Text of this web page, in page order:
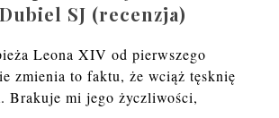
SJ (recenzja)
Leona XIV od pierwszego
zmienia to faktu, że wciąż tęsknię
Brakuje mi jego życzliwości,